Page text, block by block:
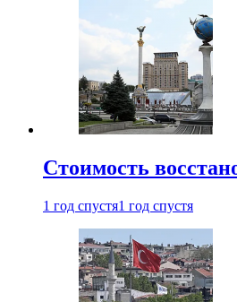
Стоимость
1 год спустя1 год спустя